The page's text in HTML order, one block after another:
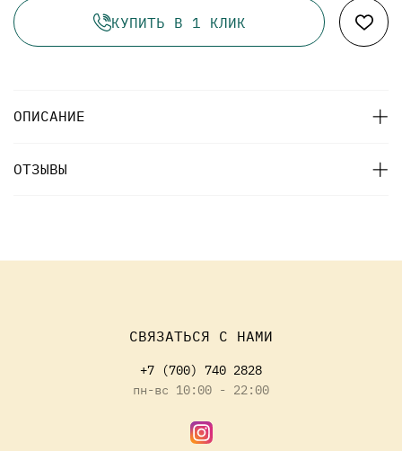
КУПИТЬ В 1 КЛИК
ОПИСАНИЕ
ОТЗЫВЫ
СВЯЗАТЬСЯ С НАМИ
+7 (700) 740 2828
пн-вс 10:00 - 22:00